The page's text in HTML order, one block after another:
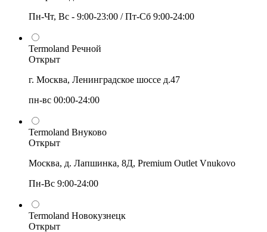
Пн-Чт, Вс - 9:00-23:00 / Пт-Сб 9:00-24:00
Termoland Речной
Открыт
г. Москва, Ленинградское шоссе д.47
пн-вс 00:00-24:00
Termoland Внуково
Открыт
Москва, д. Лапшинка, 8Д, Premium Outlet Vnukovo
Пн-Вс 9:00-24:00
Termoland Новокузнецк
Открыт